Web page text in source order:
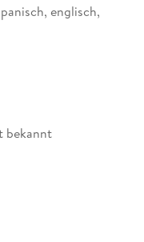
englisch,
bekannt